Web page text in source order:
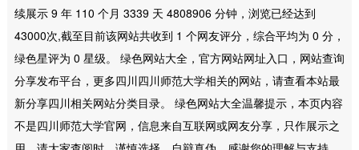
续展示 9 年 110 个月 3339 天 4808906 分钟，浏览已经达到
43000次,截至目前该网站共收到 1 个网友评分，综合平均为 0 分，
绿色星评为 0 星级。 绿色网站大全，官方网站网址入口，网站查询
分享发布平台，更多四川四川师范大学相关的网站，请查看本站最
新分享四川相关网站分类目录。 绿色网站大全温馨提示，本页内容
不是四川师范大学官网，信息来自互联网或网友分享，只作展示之